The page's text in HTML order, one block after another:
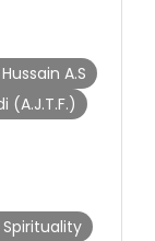
A.S
(A.J.T.F.)